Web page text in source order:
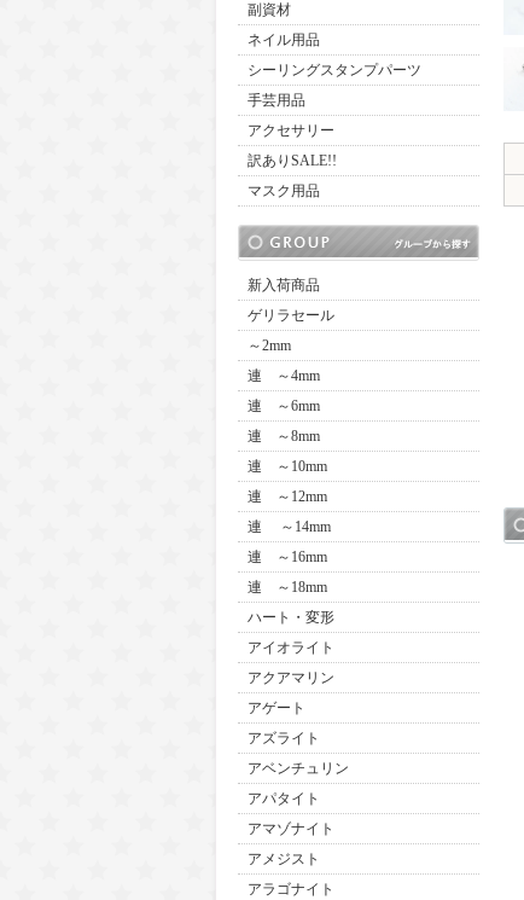
副資材
ネイル用品
シーリングスタンプパーツ
手芸用品
アクセサリー
訳ありSALE!!
マスク用品
新入荷商品
ゲリラセール
～2mm
連 ～4mm
連 ～6mm
連 ～8mm
連 ～10mm
連 ～12mm
連 ～14mm
連 ～16mm
連 ～18mm
ハート・変形
アイオライト
アクアマリン
アゲート
アズライト
アベンチュリン
アパタイト
アマゾナイト
アメジスト
アラゴナイト